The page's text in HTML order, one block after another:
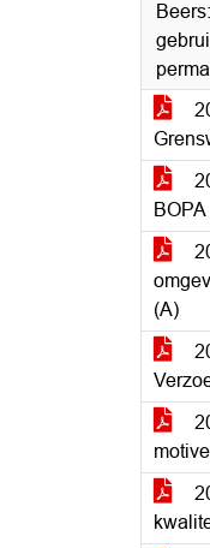
(A)